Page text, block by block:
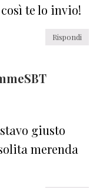
te lo invio!
Rispondi
giusto
merenda